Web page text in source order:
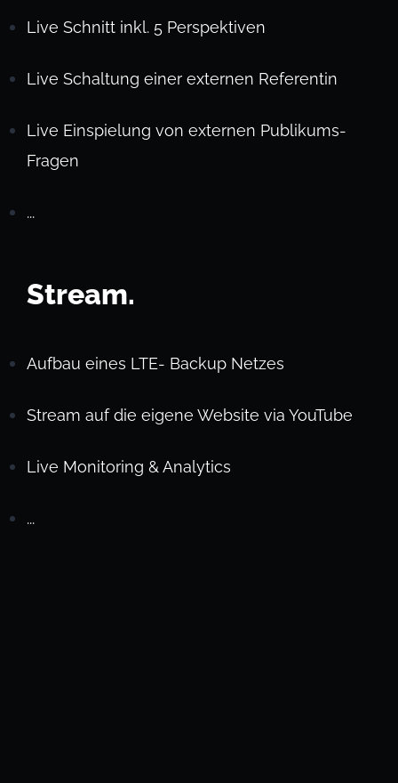
Live Schnitt inkl. 5 Perspektiven
Live Schaltung einer externen Referentin
Live Einspielung von externen Publikums-
Fragen
...
Stream.
Aufbau eines LTE- Backup Netzes
Stream auf die eigene Website via YouTube
Live Monitoring & Analytics
...